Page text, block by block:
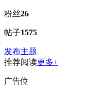
粉丝26
帖子1575
发布主题
推荐阅读更多+
广告位